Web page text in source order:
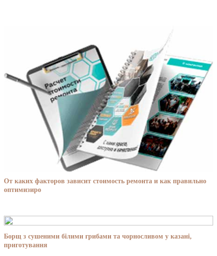
От каких факторов зависит стоимость ремонта и как правильно
оптимизиро
Борщ з сушеними білими грибами та чорносливом у казані,
приготування